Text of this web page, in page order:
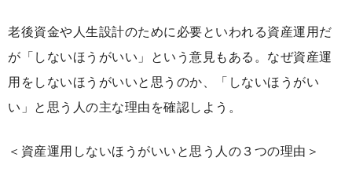
老後資金や人生設計のために必要といわれる資産運用だ
が「しないほうがいい」という意見もある。なぜ資産運
用をしないほうがいいと思うのか、「しないほうがい
い」と思う人の主な理由を確認しよう。
＜資産運用しないほうがいいと思う人の３つの理由＞